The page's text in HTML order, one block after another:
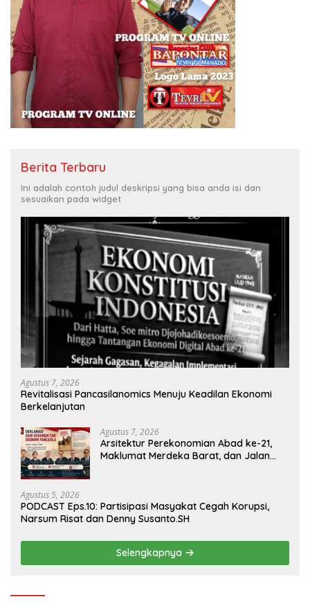
Berita Terbaru
Ini adalah contoh judul deskripsi yang bisa anda isi dan
sesuaikan pada widget
Agustus 7, 2026
Revitalisasi Pancasilanomics Menuju Keadilan Ekonomi
Berkelanjutan
Agustus 7, 2026
Arsitektur Perekonomian Abad ke-21,
Maklumat Merdeka Barat, dan Jalan
Agustus 5, 2026
PODCAST Eps.10: Partisipasi Masyakat Cegah Korupsi,
Narsum Risat dan Denny Susanto.SH
Selengkapnya